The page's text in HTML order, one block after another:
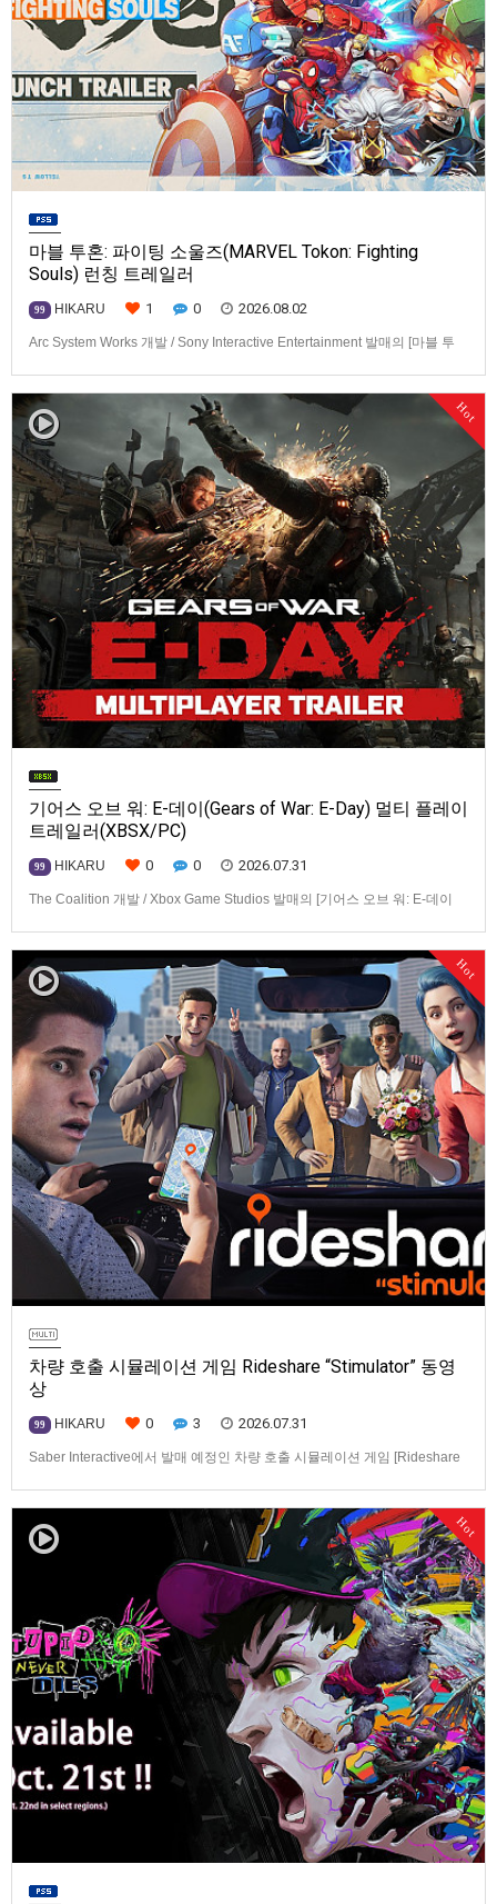
마블 투혼: 파이팅 소울즈(MARVEL Tokon: Fighting
Souls) 런칭 트레일러
99 HIKARU 1 0 2026.08.02
Arc System Works 개발 / Sony Interactive Entertainment 발매의 [마블 투
로 예정.
Hot
기어스 오브 워: E-데이(Gears of War: E-Day) 멀티 플레이
트레일러(XBSX/PC)
99 HIKARU 0 0 2026.07.31
The Coalition 개발 / Xbox Game Studios 발매의 [기어스 오브 워: E-데이
Hot
차량 호출 시뮬레이션 게임 Rideshare “Stimulator” 동영
상
99 HIKARU 0 3 2026.07.31
Saber Interactive에서 발매 예정인 차량 호출 시뮬레이션 게임 [Rideshare
을 운영하는 드라이버가 되어라'Rideshare "Stimulat…
Hot